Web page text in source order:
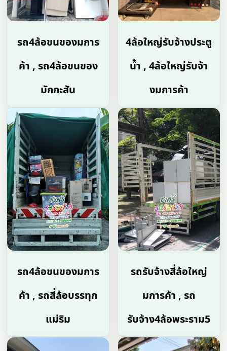
รถ4ล้อขนของมการ
ค้า , รถ4ล้อขนของ
มักกะสัน
4ล้อใหญ่รับจ้างประตู
น้ำ , 4ล้อใหญ่รับจ้า
งมการค้า
รถ4ล้อขนของมการ
ค้า , รถสี่ล้อบรรทุก
แม่ริม
รถรับจ้างสี่ล้อใหญ่
มการค้า , รถ
รับจ้าง4ล้อพระราม5